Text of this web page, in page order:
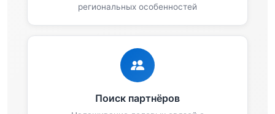
региональных особенностей
Поиск партнёров